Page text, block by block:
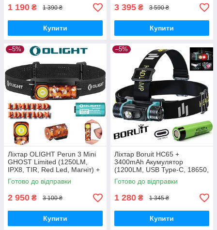
1 190 ₴ 1 390 ₴
Купити
3 395 ₴ 3 590 ₴
Купити
–5%
Ліхтар OLIGHT Perun 3 Mini
GHOST Limited (1250LM,
IPX8, TIR, Red Led, Магніт) +
Акумулятор 16340 650mAh
Готово до відправки
2 950 ₴ 3 100 ₴
Купити
–5%
Ліхтар Boruit HC65 +
3400mAh Акумулятор
(1200LM, USB Type-C, 18650,
IPX6, Red Light)
Готово до відправки
1 280 ₴ 1 345 ₴
Купити